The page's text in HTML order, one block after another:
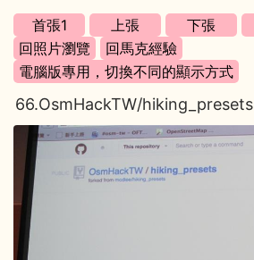
66.OsmHackTW/hiking_presets